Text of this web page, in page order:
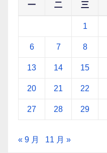
一 二 三
1
6 7 8
13 14 15
20 21 22
27 28 29
« 9 月 11 月 »